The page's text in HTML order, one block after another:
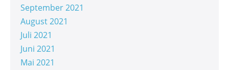
September 2021
August 2021
Juli 2021
Juni 2021
Mai 2021